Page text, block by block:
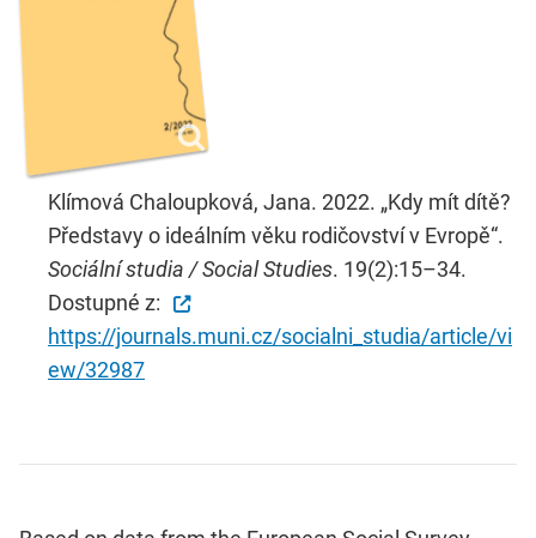
Klímová Chaloupková, Jana. 2022. „Kdy mít dítě?
Představy o ideálním věku rodičovství v Evropě“.
Sociální studia / Social Studies. 19(2):15–34.
Dostupné z:
https://journals.muni.cz/socialni_studia/article/vi
ew/32987